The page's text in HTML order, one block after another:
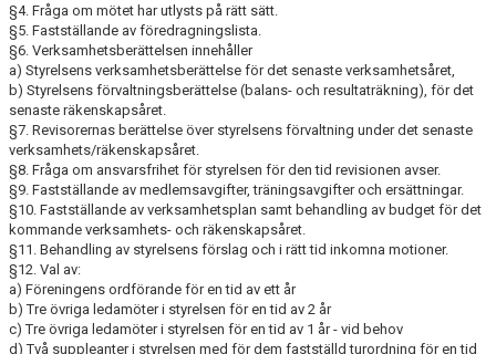
§4. Fråga om mötet har utlysts på rätt sätt.
§5. Fastställande av föredragningslista.
§6. Verksamhetsberättelsen innehåller
a) Styrelsens verksamhetsberättelse för det senaste verksamhetsåret,
b) Styrelsens förvaltningsberättelse (balans- och resultaträkning), för det
senaste räkenskapsåret.
§7. Revisorernas berättelse över styrelsens förvaltning under det senaste
verksamhets/räkenskapsåret.
§8. Fråga om ansvarsfrihet för styrelsen för dentid revisionen avser.
§9. Fastställande av medlemsavgifter, träningsavgifter och ersättningar.
§10. Fastställande av verksamhetsplan samt behandling av budget fördet
kommande verksamhets- och räkenskapsåret.
§11. Behandling av styrelsens förslag och i rätt tid inkomna motioner.
§12. Val av:
a) Föreningens ordförande för en tid av ett år
b) Tre övriga ledamöter i styrelsen för en tid av 2 år
c) Tre övriga ledamöter i styrelsen för en tid av 1 år - vid behov
d) Två suppleanter i styrelsen med för dem fastställd turordning för en tid